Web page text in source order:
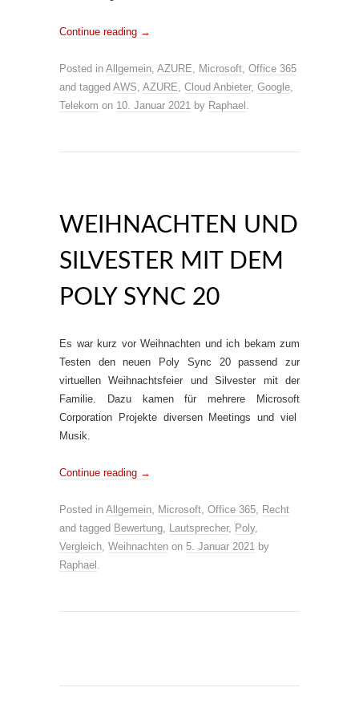
Continue reading →
Posted in Allgemein, AZURE, Microsoft, Office 365
and tagged AWS, AZURE, Cloud Anbieter, Google,
Telekom on 10. Januar 2021 by Raphael .
WEIHNACHTEN UND
SILVESTER MIT DEM
POLY SYNC 20
Es war kurz vor Weihnachten und ich bekam zum
Testen den neuen Poly Sync 20 passend zur
virtuellen Weihnachtsfeier und Silvester mit der
Familie. Dazu kamen für mehrere Microsoft
Corporation Projekte diversen Meetings und viel
Musik.
Continue reading →
Posted in Allgemein, Microsoft, Office 365, Recht
and tagged Bewertung, Lautsprecher, Poly,
Vergleich, Weihnachten on 5. Januar 2021 by
Raphael .